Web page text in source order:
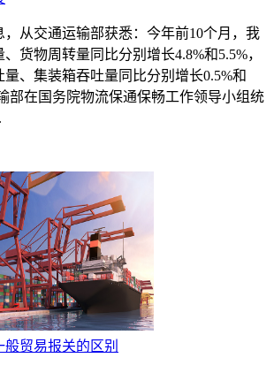
，从交通运输部获悉：今年前10个月，我
货物周转量同比分别增长4.8%和5.5%，
、集装箱吞吐量同比分别增长0.5%和
部在国务院物流保通保畅工作领导小组统
般贸易报关的区别